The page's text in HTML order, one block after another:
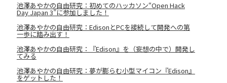
池澤あやかの自由研究：初めてのハッカソン“Open Hack
Day Japan 3”に参加しました！
池澤あやかの自由研究：EdisonとPCを接続して開発への第
一歩に踏み出す！
池澤あやかの自由研究：『Edison』を（妄想の中で）開発し
てみる
池澤あやかの自由研究：夢が膨らむ小型マイコン『Edison』
をゲットした！